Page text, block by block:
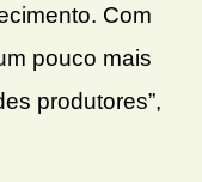
Com
pouco mais
produtores”,